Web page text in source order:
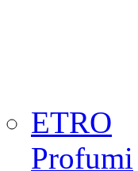
ETRO
Profumi